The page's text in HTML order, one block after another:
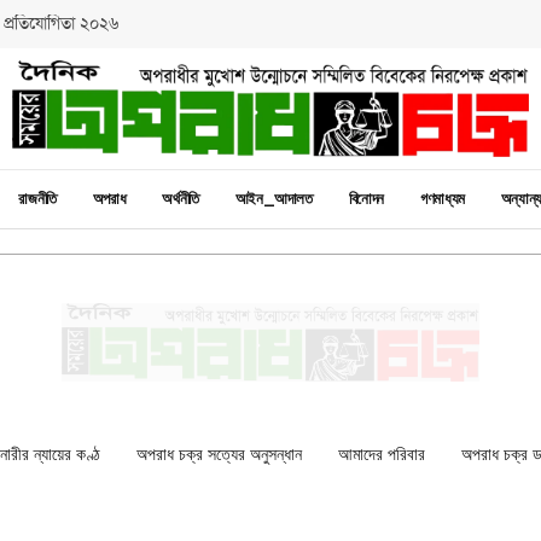
২০২৬
রাজনীতি অপরাধ অর্থনীতি আইন_আদালত বিনোদন গণমাধ্যম অন্যান্য
ন্যায়ের কণ্ঠ অপরাধ চক্র সত্যের অনুসন্ধান আমাদের পরিবার অপরাধ চক্র